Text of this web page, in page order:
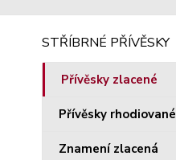
STŘÍBRNÉ PŘÍVĚSKY
Přívěsky zlacené
Přívěsky rhodiované
Znamení zlacená